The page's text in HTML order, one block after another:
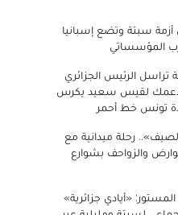
سبتة وتضع إسبانيا
المؤسساتي
تراسل الرئيس الجزائري
دعمك لقيس سعيد يكرس
تونس خط أحمر
رحلة ميدانية مع
والزواحف بشوارع
«أيادي جزائرية»